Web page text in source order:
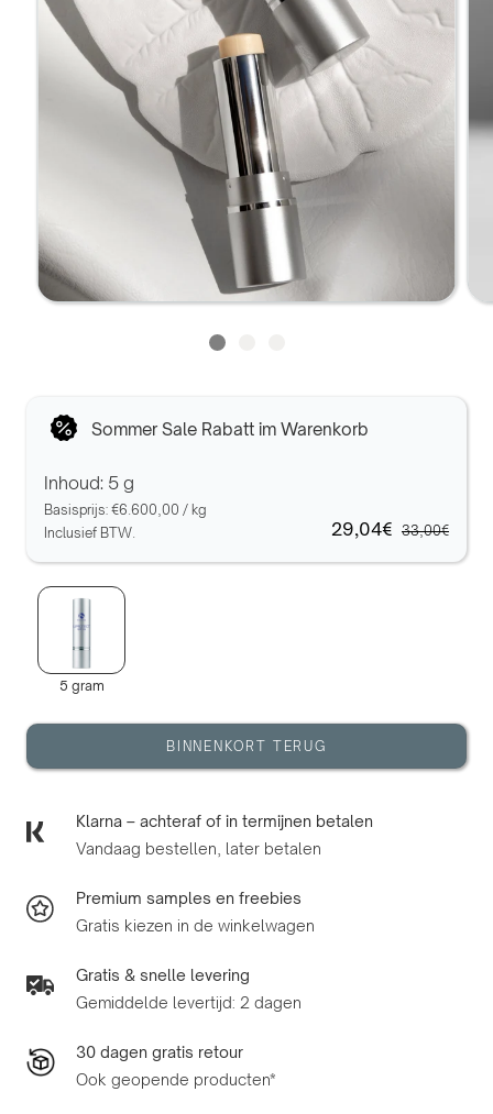
Sommer Sale Rabatt im Warenkorb
Inhoud: 5 g
Basisprijs: €6.600,00 / kg
Inclusief BTW.
29,04€ 33,00€
5 gram
BINNENKORT TERUG
Klarna – achteraf of in termijnen betalen
Vandaag bestellen, later betalen
Premium samples en freebies
Gratis kiezen in de winkelwagen
Gratis & snelle levering
Gemiddelde levertijd: 2 dagen
30 dagen gratis retour
Ook geopende producten*